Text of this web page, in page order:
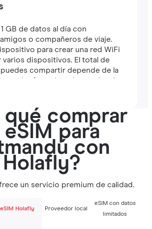
GB de datos al día con
o compañeros de viaje.
para crear una red WiFi
varios dispositivos. El total de
compartir depende de la
tu plan (por ejemplo, un plan de
qué comprar
eSIM para
con
Holafly?
un servicio premium de calidad.
eSIM Holafly Proveedor local
eSIM con datos
limitados